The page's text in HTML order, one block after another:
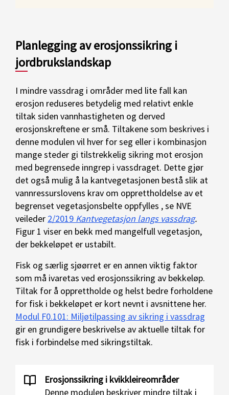
Planlegging av erosjonssikring i
jordbrukslandskap
I mindre vassdrag i områder med lite fall kan
erosjon reduseres betydelig med relativt enkle
tiltak siden vannhastigheten og derved
erosjonskreftene er små. Tiltakene som beskrives i
denne modulen vil hver for seg eller i kombinasjon
mange steder gi tilstrekkelig sikring mot erosjon
med begrensede inngrep i vassdraget. Dette gjør
det også mulig å la kantvegetasjonen bestå slik at
vannressurslovens krav om opprettholdelse av et
begrenset vegetasjonsbelte oppfylles , se NVE
veileder 2/2019 Kantvegetasjon langs vassdrag.
Figur 1 viser en bekk med mangelfull vegetasjon,
der bekkeløpet er ustabilt.
Fisk og særlig sjøørret er en annen viktig faktor
som må ivaretas ved erosjonssikring av bekkeløp.
Tiltak for å opprettholde og helst bedre forholdene
for fisk i bekkeløpet er kort nevnt i avsnittene her.
Modul F0.101: Miljøtilpassing av sikring i vassdrag
gir en grundigere beskrivelse av aktuelle tiltak for
fisk i forbindelse med sikringstiltak.
Erosjonssikring i kvikkleireområder
Denne modulen beskriver mindre tiltak i